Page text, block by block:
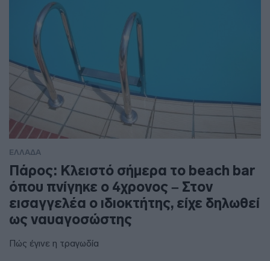
ΕΛΛΑΔΑ
Πάρος: Κλειστό σήμερα το beach bar
όπου πνίγηκε ο 4χρονος – Στον
εισαγγελέα ο ιδιοκτήτης, είχε δηλωθεί
ως ναυαγοσώστης
Πώς έγινε η τραγωδία